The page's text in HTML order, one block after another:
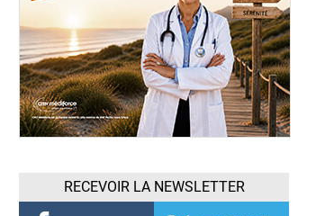
RECEVOIR LA NEWSLETTER